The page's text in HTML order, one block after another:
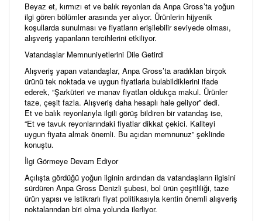
Beyaz et, kırmızı et ve balık reyonları da Anpa Gross’ta yoğun
ilgi gören bölümler arasında yer alıyor. Ürünlerin hijyenik
koşullarda sunulması ve fiyatların erişilebilir seviyede olması,
alışveriş yapanların tercihlerini etkiliyor.
Vatandaşlar Memnuniyetlerini Dile Getirdi
Alışveriş yapan vatandaşlar, Anpa Gross’ta aradıkları birçok
ürünü tek noktada ve uygun fiyatlarla bulabildiklerini ifade
ederek, “Şarküteri ve manav fiyatları oldukça makul. Ürünler
taze, çeşit fazla. Alışveriş daha hesaplı hale geliyor” dedi.
Et ve balık reyonlarıyla ilgili görüş bildiren bir vatandaş ise,
“Et ve tavuk reyonlarındaki fiyatlar dikkat çekici. Kaliteyi
uygun fiyata almak önemli. Bu açıdan memnunuz” şeklinde
konuştu.
İlgi Görmeye Devam Ediyor
Açılışta gördüğü yoğun ilginin ardından da vatandaşların ilgisini
sürdüren Anpa Gross Denizli şubesi, bol ürün çeşitliliği, taze
ürün yapısı ve istikrarlı fiyat politikasıyla kentin önemli alışveriş
noktalarından biri olma yolunda ilerliyor.